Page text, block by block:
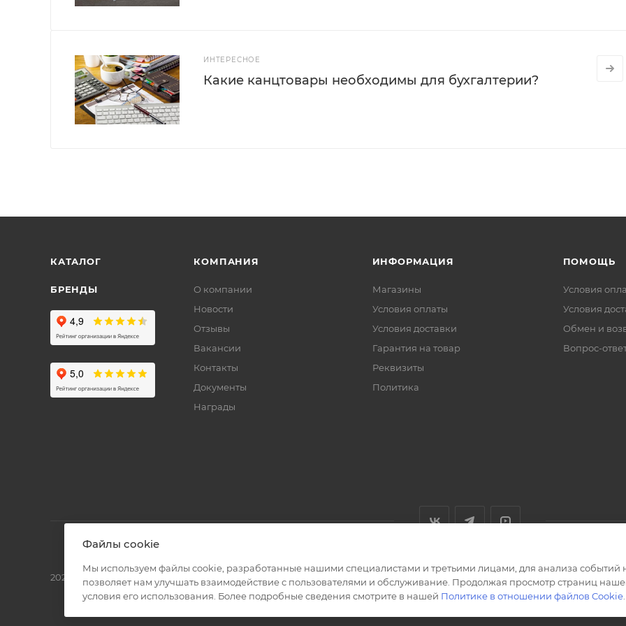
ИНТЕРЕСНОЕ
Какие канцтовары необходимы для бухгалтерии?
КАТАЛОГ
БРЕНДЫ
КОМПАНИЯ
О компании
Новости
Отзывы
Вакансии
Контакты
Документы
Награды
ИНФОРМАЦИЯ
Магазины
Условия оплаты
Условия доставки
Гарантия на товар
Реквизиты
Политика
ПОМОЩЬ
Условия
Условия
Обмен и
Вопрос-
2026 © Полиграф кит - интернет-магазин
Файлы cookie
Мы используем файлы cookie, разработанные нашими специалистами и третьими лицами, для анализа событий
позволяет нам улучшать взаимодействие с пользователями и обслуживание. Продолжая просмотр страниц
условия его использования. Более подробные сведения смотрите в нашей Политике в отношении файлов Cookie